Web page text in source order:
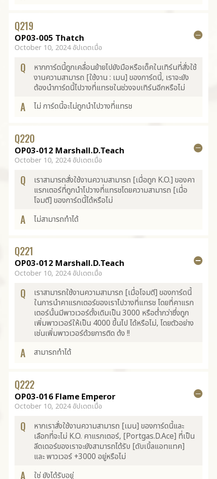
Q219
OP03-005 Thatch
October 10, 2024 อัปเดตเมื่อ
Q
หากการ์ดนี้ถูกเคลื่อนย้ายไปยังมือหรือเด็คในเทิร์นที่สั่งใช้
งานความสามารถ [ใช้งาน : เมน] ของการ์ดนี้, เราจะยัง
ต้องนำการ์ดนี้ไปวางที่แทรชในช่วงจบเทิร์นอีกหรือไม่
A ไม่ การ์ดนี้จะไม่ถูกนำไปวางที่แทรช
Q220
OP03-012 Marshall.D.Teach
October 10, 2024 อัปเดตเมื่อ
Q
เราสามารถสั่งใช้งานความสามารถ [เมื่อถูก K.O.] ของคา
แรกเตอร์ที่ถูกนำไปวางที่แทรชโดยความสามารถ [เมื่อ
โจมตี] ของการ์ดนี้ได้หรือไม่
A ไม่สามารถทำได้
Q221
OP03-012 Marshall.D.Teach
October 10, 2024 อัปเดตเมื่อ
Q
เราสามารถใช้งานความสามารถ [เมื่อโจมตี] ของการ์ดนี้
ในการนำคาแรกเตอร์ของเราไปวางที่แทรช โดยที่คาแรก
เตอร์นั้นมีพาวเวอร์ดั้งเดิมเป็น 3000 หรือต่ำกว่าซึ่งถูก
เพิ่มพาวเวอร์ให้เป็น 4000 ขึ้นไป ได้หรือไม่, โดยตัวอย่าง
เช่นเพิ่มพาวเวอร์ด้วยการติด ด้ง !!
A สามารถทำได้
Q222
OP03-016 Flame Emperor
October 10, 2024 อัปเดตเมื่อ
Q
หากเราสั่งใช้งานความสามารถ [เมน] ของการ์ดนี้และ
เลือกที่จะไม่ K.O. คาแรกเตอร์, [Portgas.D.Ace] ที่เป็น
ลีดเดอร์ของเราจะยังสามารถได้รับ [ดับเบิ้ลแอทแทค]
และ พาวเวอร์ +3000 อยู่หรือไม่
A ใช่ ยังได้รับอยู่